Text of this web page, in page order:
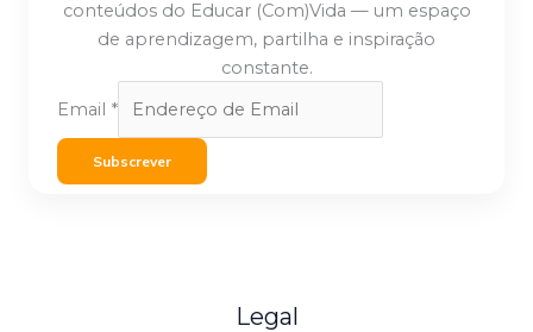
conteúdos do Educar (Com)Vida — um espaço
de aprendizagem, partilha e inspiração
constante.
Email *
Subscrever
Legal